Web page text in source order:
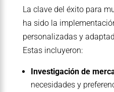
La clave del éxito para
ha sido la
personalizadas y
Estas incluyeron:
Investigación de
necesidades y